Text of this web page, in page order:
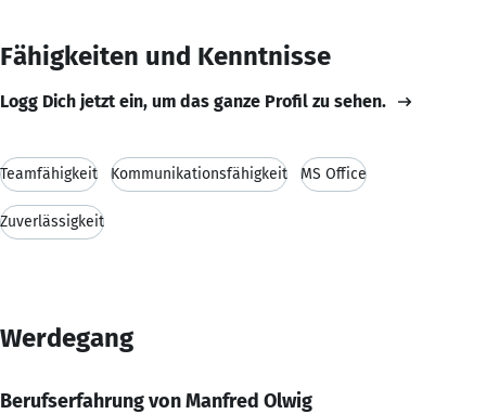
Fähigkeiten und Kenntnisse
Logg Dich jetzt ein, um das ganze Profil zu sehen.
Teamfähigkeit Kommunikationsfähigkeit MS Office
Zuverlässigkeit
Werdegang
Berufserfahrung von Manfred Olwig